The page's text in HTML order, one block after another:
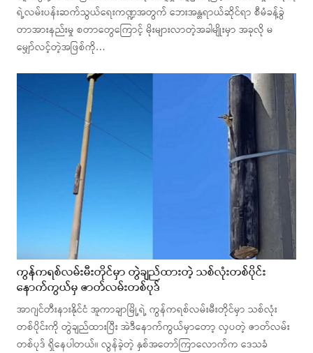
ရဲ့လမ်းပန်းဆက်သွယ်ရေးကဏ္ဍအတွက် ဘေးအန္တရာယ်ဆိုင်ရာ စီမံခန့်ခွဲ
တာအားနည်းမှု စတာတွေကြောင့် မိုးများလာတဲ့အခါမျိုးမှာ အခုလို မ
မျှော်လင့်တဲ့အဖြစ်ကို…
ကွန်ကရစ်လမ်းမီးတိုင်မှာ တွဲချည်ထားတဲ့ သစ်လုံးတစ်ပိုင်း
နောက်ကွယ်မှ ဇာတ်လမ်းတစ်ပုဒ်
အာဂျင်တီးနားနိုင်ငံ အူကာချာမြို့ရဲ့ ကွန်ကရစ်လမ်းမီးတိုင်မှာ သစ်လုံး
တစ်ပိုင်းကို တွဲချည်ထားပြီး အဲဒီနောက်ကွယ်မှာတော့ လှပတဲ့ ဇာတ်လမ်း
တစ်ပုဒ် ရှိနေပါတယ်။ လွန်ခဲ့တဲ့ နှစ်အတော်ကြာလောက်က ဒေသခံ